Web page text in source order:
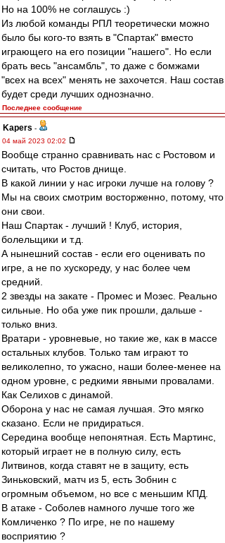
Но на 100% не соглашусь :)
Из любой команды РПЛ теоретически можно
было бы кого-то взять в "Спартак" вместо
играющего на его позиции "нашего". Но если
брать весь "ансамбль", то даже с бомжами
"всех на всех" менять не захочется. Наш состав
будет среди лучших однозначно.
Последнее сообщение
Kapers -
04 май 2023 02:02
Вообще странно сравнивать нас с Ростовом и
считать, что Ростов днище.
В какой линии у нас игроки лучше на голову ?
Мы на своих смотрим восторженно, потому, что
они свои.
Наш Спартак - лучший ! Клуб, история,
болельщики и т.д.
А нынешний состав - если его оценивать по
игре, а не по хускореду, у нас более чем
средний.
2 звезды на закате - Промес и Мозес. Реально
сильные. Но оба уже пик прошли, дальше -
только вниз.
Вратари - уровневые, но такие же, как в массе
остальных клубов. Только там играют то
великолепно, то ужасно, наши более-менее на
одном уровне, с редкими явными провалами.
Как Селихов с динамой.
Оборона у нас не самая лучшая. Это мягко
сказано. Если не придираться.
Середина вообще непонятная. Есть Мартинс,
который играет не в полную силу, есть
Литвинов, когда ставят не в защиту, есть
Зиньковский, матч из 5, есть Зобнин с
огромным объемом, но все с меньшим КПД.
В атаке - Соболев намного лучше того же
Комличенко ? По игре, не по нашему
восприятию ?